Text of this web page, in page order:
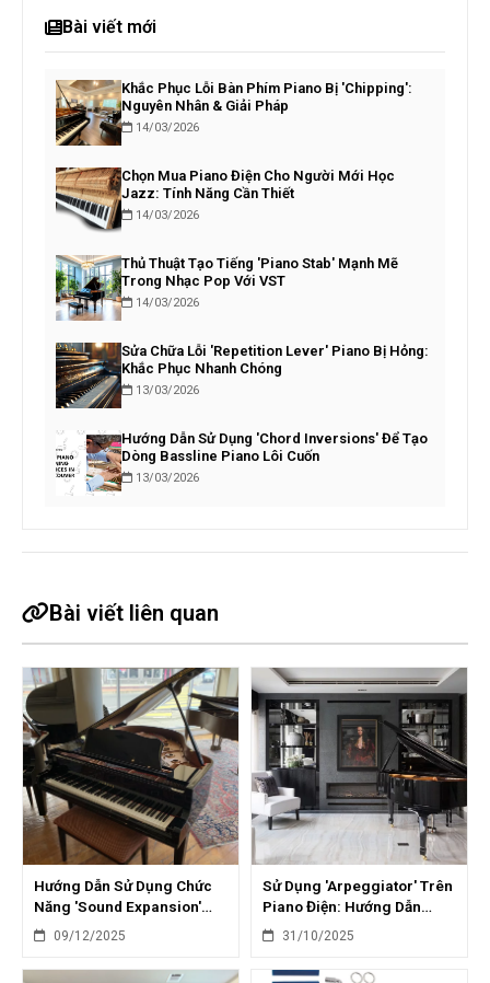
Bài viết mới
Khắc Phục Lỗi Bàn Phím Piano Bị 'Chipping':
Nguyên Nhân & Giải Pháp
14/03/2026
Chọn Mua Piano Điện Cho Người Mới Học
Jazz: Tính Năng Cần Thiết
14/03/2026
Thủ Thuật Tạo Tiếng 'Piano Stab' Mạnh Mẽ
Trong Nhạc Pop Với VST
14/03/2026
Sửa Chữa Lỗi 'Repetition Lever' Piano Bị Hỏng:
Khắc Phục Nhanh Chóng
13/03/2026
Hướng Dẫn Sử Dụng 'Chord Inversions' Để Tạo
Dòng Bassline Piano Lôi Cuốn
13/03/2026
Bài viết liên quan
Hướng Dẫn Sử Dụng Chức
Năng 'Sound Expansion'
Trên Piano Điện: Tăng
09/12/2025
Sử Dụng 'Arpeggiator' Trên
Piano Điện: Hướng Dẫn
Sáng Tạo
31/10/2025